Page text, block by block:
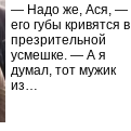
— Надо же, Ася, —
его губы кривятся в
презрительной
усмешке. — А я
думал, тот мужик
из…